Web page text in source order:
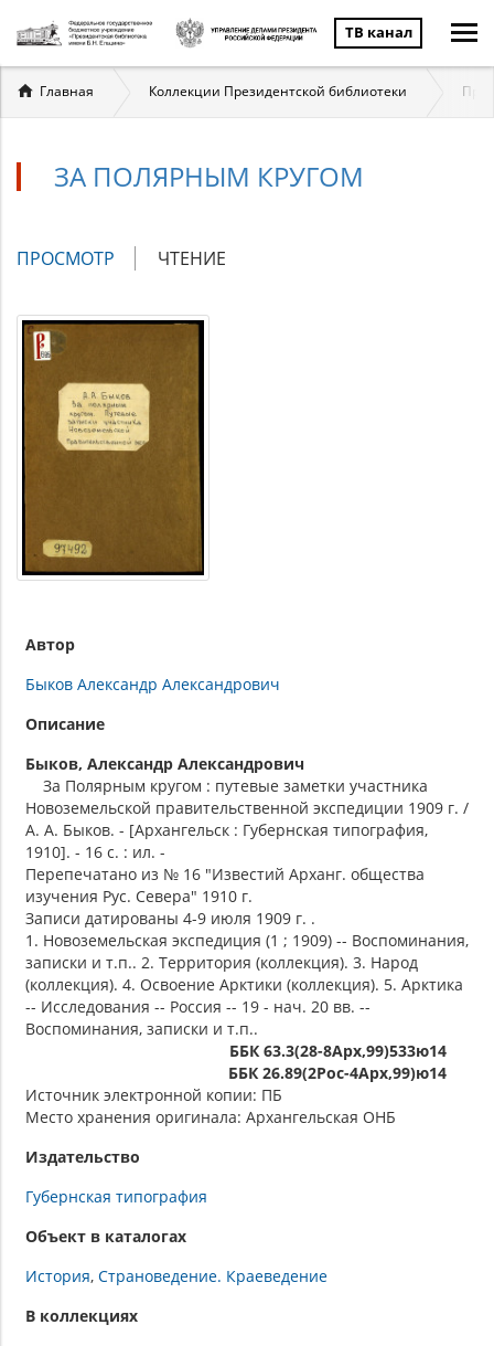
ТВ канал
Вы
здесь
Главная Коллекции Президентской библиотеки
ЗА ПОЛЯРНЫМ КРУГОМ
Главные
ПРОСМОТР (АКТИВНАЯ
ЧТЕНИЕ
Автор
Быков Александр Александрович
Описание
Быков, Александр Александрович
За Полярным кругом : путевые заметки участника
Новоземельской правительственной экспедиции 1909 г. /
А. А. Быков. - [Архангельск : Губернская типография,
1910]. - 16 с. : ил. -
Перепечатано из № 16 "Известий Арханг. общества
изучения Рус. Севера" 1910 г.
Записи датированы 4-9 июля 1909 г. .
1. Новоземельская экспедиция (1 ; 1909) -- Воспоминания,
записки и т.п.. 2. Территория (коллекция). 3. Народ
(коллекция). 4. Освоение Арктики (коллекция). 5. Арктика
-- Исследования -- Россия -- 19 - нач. 20 вв. --
Воспоминания, записки и т.п..
ББК 63.3(28-8Арх,99)533ю14
ББК 26.89(2Рос-4Арх,99)ю14
Источник электронной копии: ПБ
Место хранения оригинала: Архангельская ОНБ
Издательство
Губернская типография
Объект в каталогах
История Страноведение. Краеведение
В коллекциях